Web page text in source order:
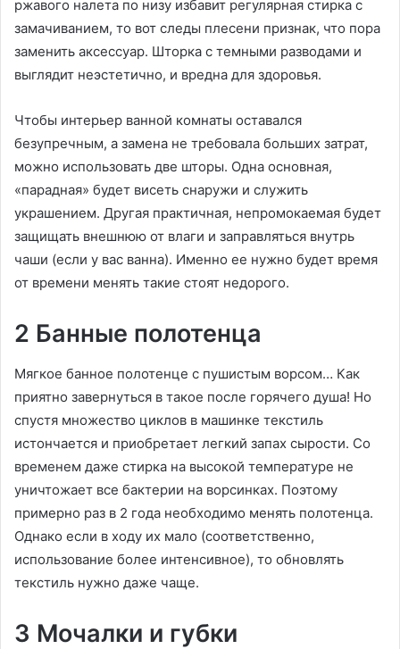
ржавого налета по низу избавит регулярная стирка с
замачиванием, то вот следы плесени признак, что пора
заменить аксессуар. Шторка с темными разводами и
выглядит неэстетично, и вредна для здоровья.
Чтобы интерьер ванной комнаты оставался
безупречным, а замена не требовала больших затрат,
можно использовать две шторы. Одна основная,
«парадная» будет висеть снаружи и служить
украшением. Другая практичная, непромокаемая будет
защищать внешнюю от влаги и заправляться внутрь
чаши (если у вас ванна). Именно ее нужно будет время
от времени менять такие стоят недорого.
2 Банные полотенца
Мягкое банное полотенце с пушистым ворсом… Как
приятно завернуться в такое после горячего душа! Но
спустя множество циклов в машинке текстиль
истончается и приобретает легкий запах сырости. Со
временем даже стирка на высокой температуре не
уничтожает все бактерии на ворсинках. Поэтому
примерно раз в 2 года необходимо менять полотенца.
Однако если в ходу их мало (соответственно,
использование более интенсивное), то обновлять
текстиль нужно даже чаще.
3 Мочалки и губки